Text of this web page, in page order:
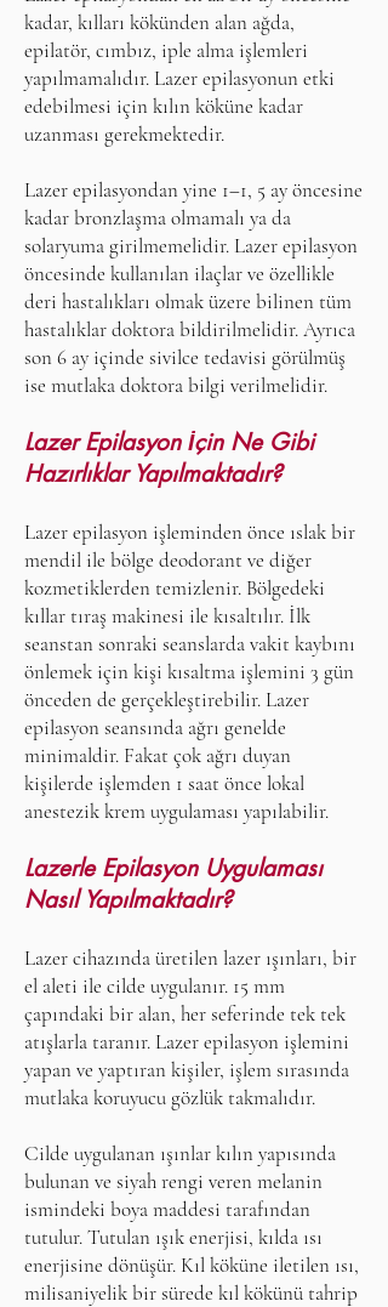
kadar, kılları kökünden alan ağda,
epilatör, cımbız, iple alma işlemleri
yapılmamalıdır. Lazer epilasyonun etki
edebilmesi için kılın köküne kadar
uzanması gerekmektedir.
Lazer epilasyondan yine 1–1, 5 ay öncesine
kadar bronzlaşma olmamalı ya da
solaryuma girilmemelidir. Lazer epilasyon
öncesinde kullanılan ilaçlar ve özellikle
deri hastalıkları olmak üzere bilinen tüm
hastalıklar doktora bildirilmelidir. Ayrıca
son 6 ay içinde sivilce tedavisi görülmüş
ise mutlaka doktora bilgi verilmelidir.
Lazer Epilasyon İçin Ne Gibi
Hazırlıklar Yapılmaktadır?
Lazer epilasyon işleminden önce ıslak bir
mendil ile bölge deodorant ve diğer
kozmetiklerden temizlenir. Bölgedeki
kıllar tıraş makinesi ile kısaltılır. İlk
seanstan sonraki seanslarda vakit kaybını
önlemek için kişi kısaltma işlemini 3 gün
önceden de gerçekleştirebilir. Lazer
epilasyon seansında ağrı genelde
minimaldir. Fakat çok ağrı duyan
kişilerde işlemden 1 saat önce lokal
anestezik krem uygulaması yapılabilir.
Lazerle Epilasyon Uygulaması
Nasıl Yapılmaktadır?
Lazer cihazında üretilen lazer ışınları, bir
el aleti ile cilde uygulanır. 15 mm
çapındaki bir alan, her seferinde tek tek
atışlarla taranır. Lazer epilasyon işlemini
yapan ve yaptıran kişiler, işlem sırasında
mutlaka koruyucu gözlük takmalıdır.
Cilde uygulanan ışınlar kılın yapısında
bulunan ve siyah rengi veren melanin
ismindeki boya maddesi tarafından
tutulur. Tutulan ışık enerjisi, kılda ısı
enerjisine dönüşür. Kıl köküne iletilen ısı,
milisaniyelik bir sürede kıl kökünü tahrip